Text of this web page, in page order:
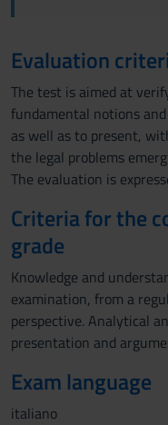
Evaluation
The test is aimed at
fundamental notions
as well as to present,
the legal problems
The evaluation is
Criteria for the
grade
Knowledge and
examination, from a
perspective. Analytical
presentation and
Exam language
italiano